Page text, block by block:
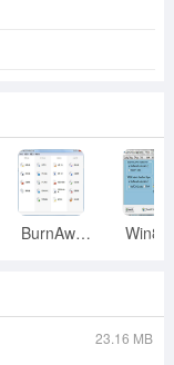
BurnAware
23.16 MB